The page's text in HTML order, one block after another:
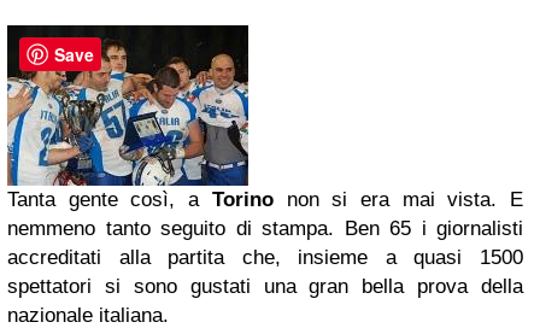
Tanta gente così, a Torinonon si era mai vista. E
nemmeno tanto seguito di stampa. Ben 65 i giornalisti
accreditati alla partita che, insieme a quasi 1500
spettatori si sono gustati una gran bella prova della
nazionale italiana.
Save